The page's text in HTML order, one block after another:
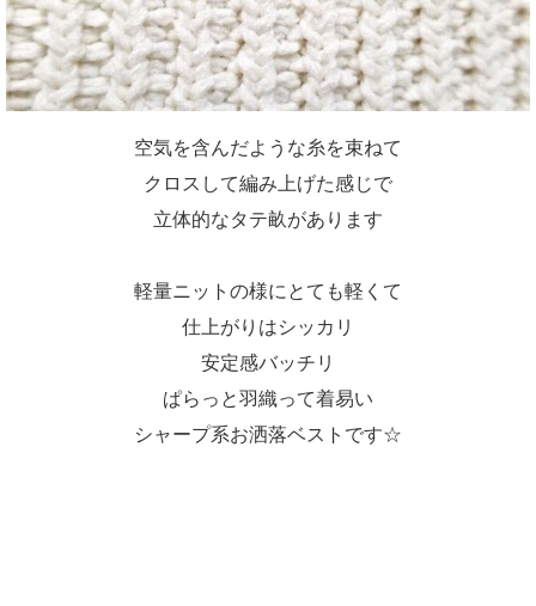
空気を含んだような糸を束ねて
クロスして編み上げた感じで
立体的なタテ畝があります
軽量ニットの様にとても軽くて
仕上がりはシッカリ
安定感バッチリ
ぱらっと羽織って着易い
シャープ系お洒落ベストです☆